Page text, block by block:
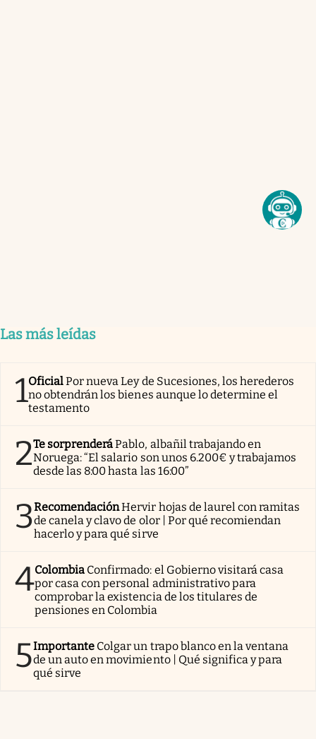
Las más leídas
1OficialPor nueva Ley de Sucesiones, los herederos
no obtendrán los bienes aunque lo determine el
testamento
2Te sorprenderáPablo, albañil trabajando en
Noruega: “El salario son unos 6.200€ y trabajamos
desde las 8:00 hasta las 16:00”
3RecomendaciónHervir hojas de laurel con ramitas
de canela y clavo de olor | Por qué recomiendan
hacerlo y para qué sirve
4Colombia Confirmado: el Gobierno visitará casa
por casa con personal administrativo para
comprobar la existencia de los titulares de
pensiones en Colombia
5Importante Colgar un trapo blanco en la ventana
de un auto en movimiento | Qué significa y para
qué sirve